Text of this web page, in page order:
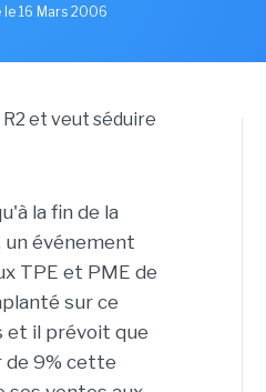
le 16 Mars 2006
la fin de la
un événement
TPE et PME de
sur ce
et il prévoit que
de 9% cette